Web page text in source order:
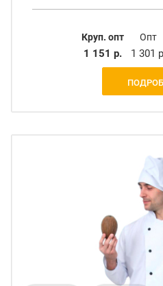
Круп. опт
1 151 р.
Опт
1 301